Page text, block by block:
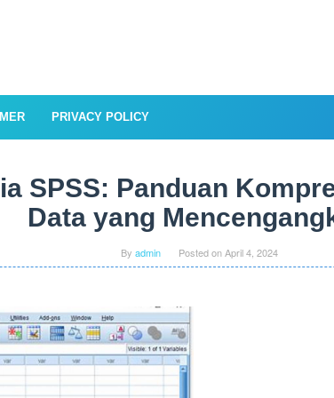
PRIVACY POLICY
SPSS: Panduan
Data yang
By admin Posted onApril 4, 2024